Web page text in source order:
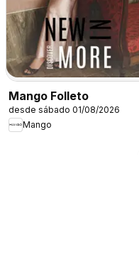
Mango Folleto
desde sábado 01/08/2026
Mango